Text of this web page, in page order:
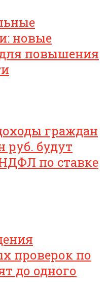
новые
повышения
граждан
руб. будут
по ставке
проверок по
до одного